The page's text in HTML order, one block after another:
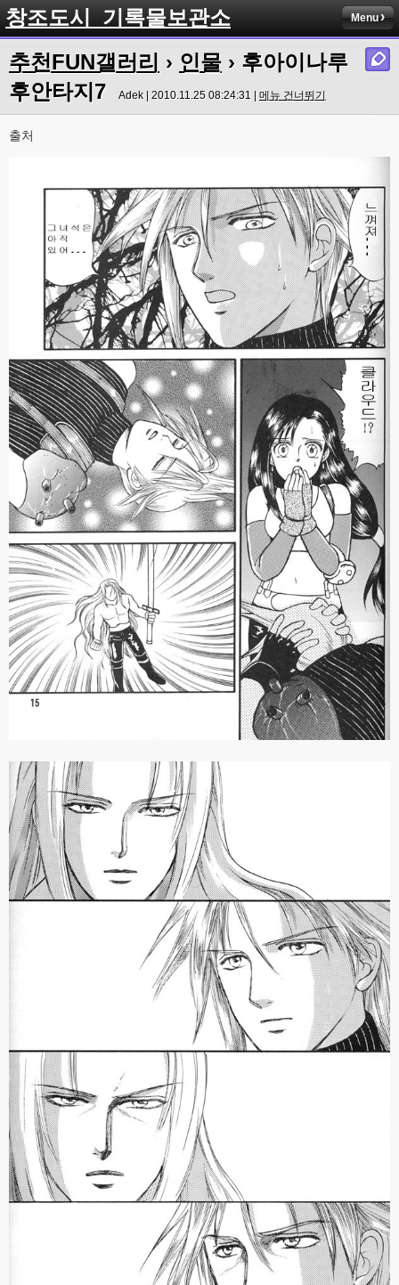
창조도시_기록물보관소 Menu
추천FUN갤러리 › 인물 › 후아이나루
후안타지7
Adek | 2010.11.25 08:24:31 | 메뉴 건너뛰기
출처